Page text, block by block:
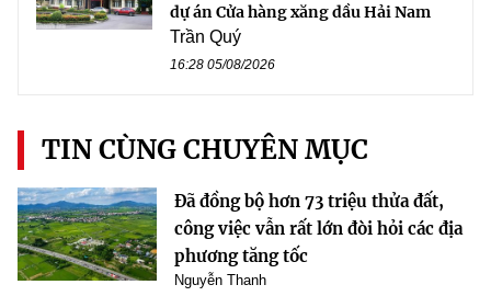
dự án Cửa hàng xăng dầu Hải Nam
Trần Quý
16:28 05/08/2026
TIN CÙNG CHUYÊN MỤC
Đã đồng bộ hơn 73 triệu thửa đất,
công việc vẫn rất lớn đòi hỏi các địa
phương tăng tốc
Nguyễn Thanh